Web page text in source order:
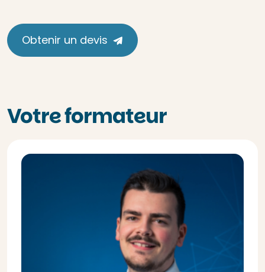
Obtenir un devis
Votre formateur